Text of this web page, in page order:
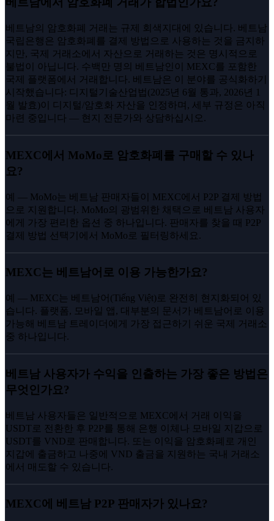
베트남의 암호화폐 거래는 규제 회색지대에 있습니다. 베트남
국립은행은 암호화폐를 결제 방법으로 사용하는 것을 금지하
지만, 국제 거래소에서 자산으로 거래하는 것은 명시적으로
불법이 아닙니다. 수백만 명의 베트남인이 MEXC를 포함한
국제 플랫폼에서 거래합니다. 베트남은 이 분야를 공식화하기
시작했습니다: 디지털기술산업법(2025년 6월 통과, 2026년 1
월 발효)이 디지털/암호화 자산을 인정하며, 세부 규정은 아직
마련 중입니다 — 현지 전문가와 상담하십시오.
MEXC에서 MoMo로 암호화폐를 구매할 수 있나
요?
예 — MoMo는 베트남 판매자들이 MEXC에서 P2P 결제 방법
으로 지원합니다. MoMo의 광범위한 채택으로 베트남 사용자
에게 가장 편리한 옵션 중 하나입니다. 판매자를 찾을 때 P2P
결제 방법 선택기에서 MoMo로 필터링하세요.
MEXC는 베트남어로 이용 가능한가요?
예 — MEXC는 베트남어(Tiếng Việt)로 완전히 현지화되어 있
습니다. 플랫폼, 모바일 앱, 대부분의 문서가 베트남어로 이용
가능해 베트남 트레이더에게 가장 접근하기 쉬운 국제 거래소
중 하나입니다.
베트남 사용자가 수익을 인출하는 가장 좋은 방법은
무엇인가요?
베트남 사용자들은 일반적으로 MEXC에서 거래 이익을
USDT로 전환한 후 P2P를 통해 은행 이체나 모바일 지갑으로
USDT를 VND로 판매합니다. 또는 이익을 암호화폐로 개인
지갑에 출금하고 나중에 VND 출금을 지원하는 국내 거래소
에서 매도할 수 있습니다.
MEXC에 베트남 P2P 판매자가 있나요?